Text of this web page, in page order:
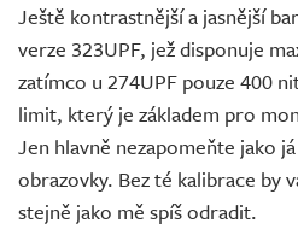
Ještě kontrastnější a jasnější
verze 323UPF, jež disponuje
zatímco u 274UPF pouze 400
limit, který je základem pro
Jen hlavně nezapomeňte jako
obrazovky. Bez té kalibrace by
stejně jako mě spíš odradit.